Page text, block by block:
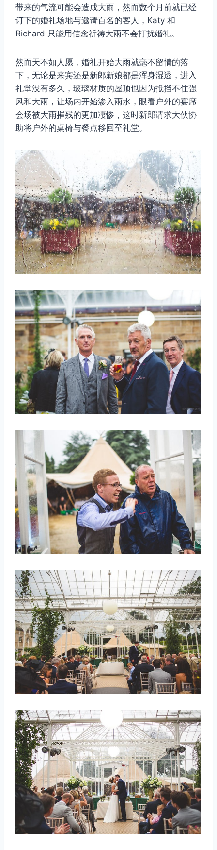
带来的气流可能会造成大雨，然而数个月前就已经
订下的婚礼场地与邀请百名的客人，Katy 和
Richard 只能用信念祈祷大雨不会打扰婚礼。
然而天不如人愿，婚礼开始大雨就毫不留情的落
下，无论是来宾还是新郎新娘都是浑身湿透，进入
礼堂没有多久，玻璃材质的屋顶也因为抵挡不住强
风和大雨，让场内开始渗入雨水，眼看户外的宴席
会场被大雨摧残的更加凄惨，这时新郎请求大伙协
助将户外的桌椅与餐点移回至礼堂。